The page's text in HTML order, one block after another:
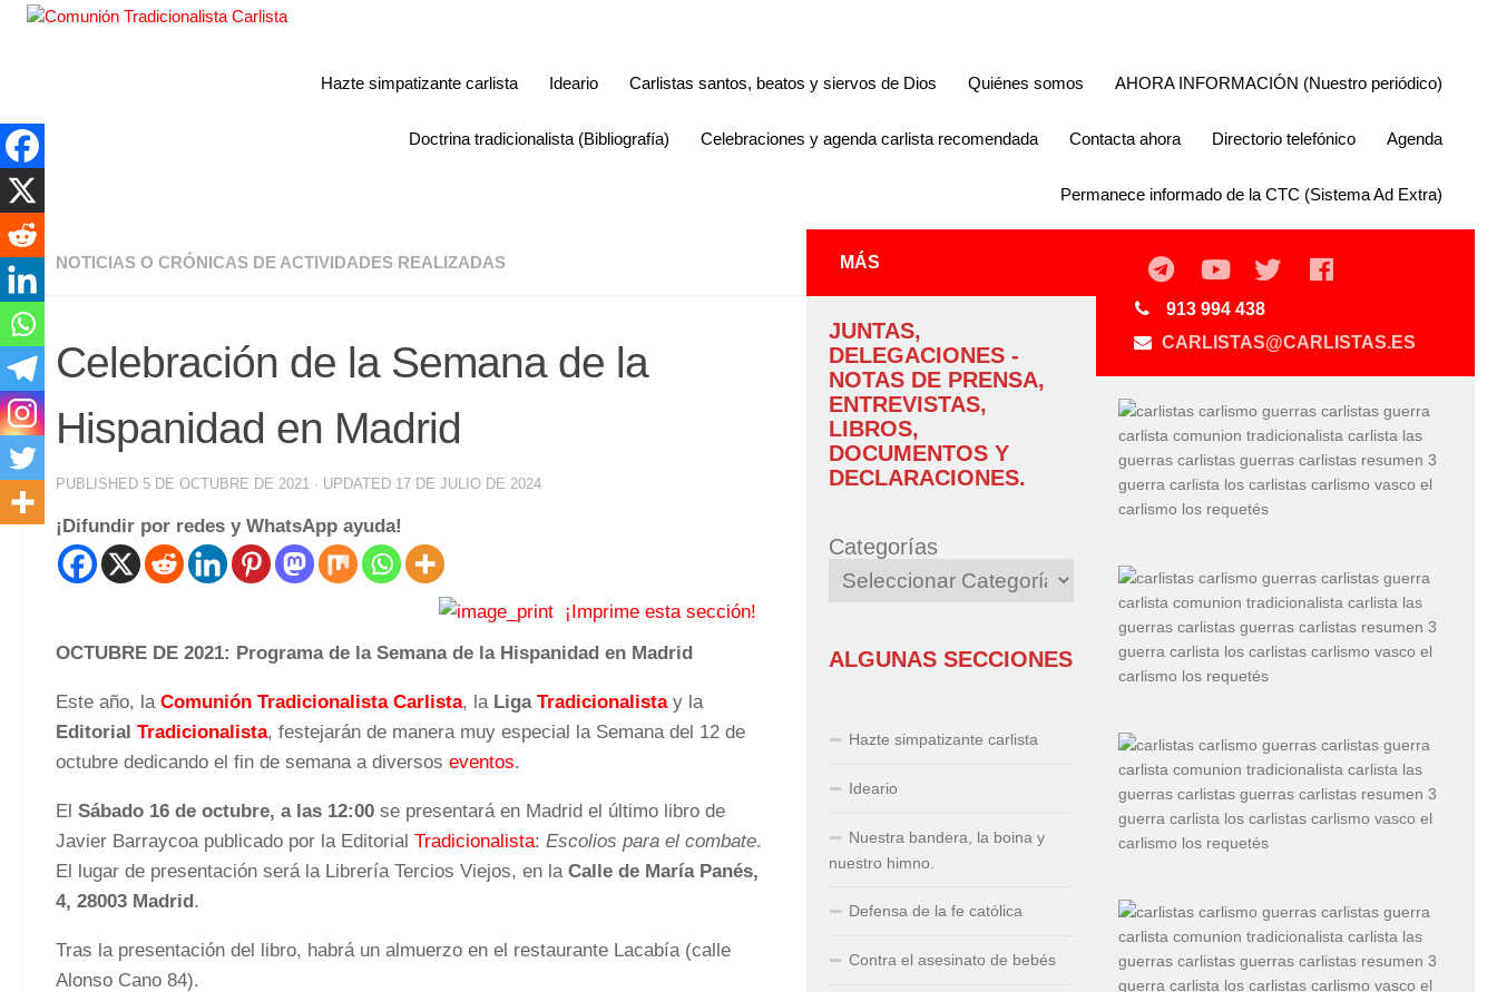
Hazte simpatizante carlista Ideario Carlistas santos, beatos y siervos de Dios Quiénes somos AHORA INFORMACIÓN (Nuestro periódico)
Doctrina tradicionalista (Bibliografía) Celebraciones y agenda carlista recomendada Contacta ahora Directorio telefónico Agenda
Permanece informado de la CTC (Sistema Ad Extra)
NOTICIAS O CRÓNICAS DE ACTIVIDADES REALIZADAS
Celebración de la Semana de la
Hispanidad en Madrid
PUBLISHED 5 DE OCTUBRE DE 2021 · UPDATED 17 DE JULIO DE 2024
¡Difundir por redes y WhatsApp ayuda!
¡Imprime esta sección!
OCTUBRE DE 2021: Programa de la Semana de la Hispanidad en Madrid
Este año, la Comunión Tradicionalista Carlista, la Liga Tradicionalistay la
Editorial Tradicionalista, festejarán de manera muy especial la Semana del 12 de
octubre dedicando el fin de semana a diversos eventos.
El Sábado 16 de octubre, a las 12:00 se presentará en Madrid el último libro de
Javier Barraycoa publicado por la Editorial Tradicionalista: Escolios para el combate.
El lugar de presentación será la Librería Tercios Viejos, en la Calle de María Panés,
4, 28003 Madrid.
Tras la presentación del libro, habrá un almuerzo en el restaurante Lacabía (calle
Alonso Cano 84).
913 994 438
CARLISTAS@CARLISTAS.ES
MÁS
JUNTAS,
DELEGACIONES -
NOTAS DE PRENSA,
ENTREVISTAS,
LIBROS,
DOCUMENTOS Y
DECLARACIONES.
Categorías
ALGUNAS SECCIONES
Hazte simpatizante carlista
Ideario
Nuestra bandera, la boina y
nuestro himno.
Defensa de la fe católica
Contra el asesinato de bebés